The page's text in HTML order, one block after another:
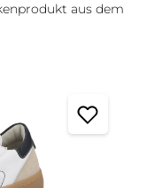
aus dem